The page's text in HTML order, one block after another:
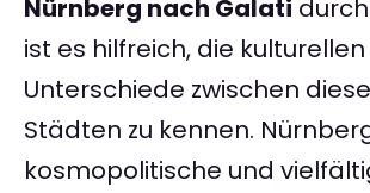
Nürnberg nach Galati
ist es hilfreich, die kulturellen
Unterschiede zwischen
Städten zu kennen.
kosmopolitische und